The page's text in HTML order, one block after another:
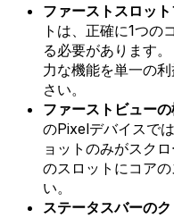
ファーストスロット
トは、正確に1つの
る必要があります
力な機能を単一の
さい。
ファーストビューの
のPixelデバイスで
ョットのみがスク
のスロットにコア
い。
ステータスバーの